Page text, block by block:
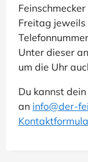
Freitag
Telefonnummer
Unter dieser
um die Uhr
Du kannst
an info@der-